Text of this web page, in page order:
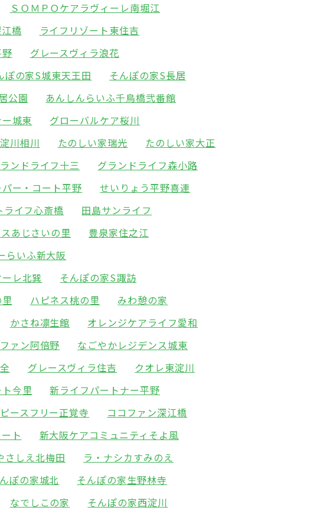
ＳＯＭＰＯケアラヴィーレ南堀江
橋
ライフリゾート東住吉
グレースヴィラ浪花
ぽの家S城東天王田
そんぽの家S長居
公園
あんしんらいふ千鳥橋弐番館
城東
グローバルケア桜川
川相川 たのしい家瑞光
たのしい家大正
ンドライフ十三
グランドライフ森小路
ー・コート平野
せいりょう平野喜連
ライフ心斎橋
田島サンライフ
あじさいの里
豊泉家住之江
らいふ新大阪
レ北巽
そんぽの家S諏訪
ハピネス桃の里
みわ憩の家
かさね凛生館
オレンジケアライフ愛和
ァン阿倍野
なごやかレジデンス城東
グレースヴィラ住吉
クオレ東淀川
今里
新ライフパートナー平野
ピースフリー正覚寺
ココファン深江橋
ト
新大阪ケアコミュニティそよ風
さしえ北梅田
ラ・ナシカすみのえ
ぽの家城北
そんぽの家生野林寺
なでしこの家
そんぽの家西淀川